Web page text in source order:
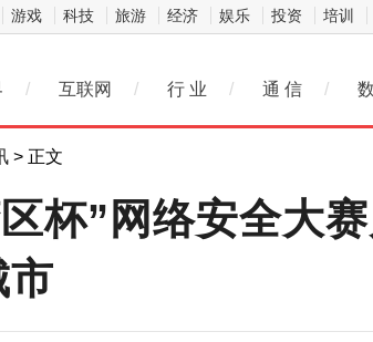
游戏 科技 旅游 经济 娱乐 投资 培训
/ 互联网 / 行 业 / 通 信 /
> 正文
杯”网络安全大
市